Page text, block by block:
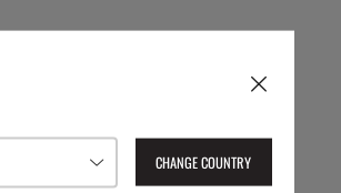
CHANGE COUNTRY